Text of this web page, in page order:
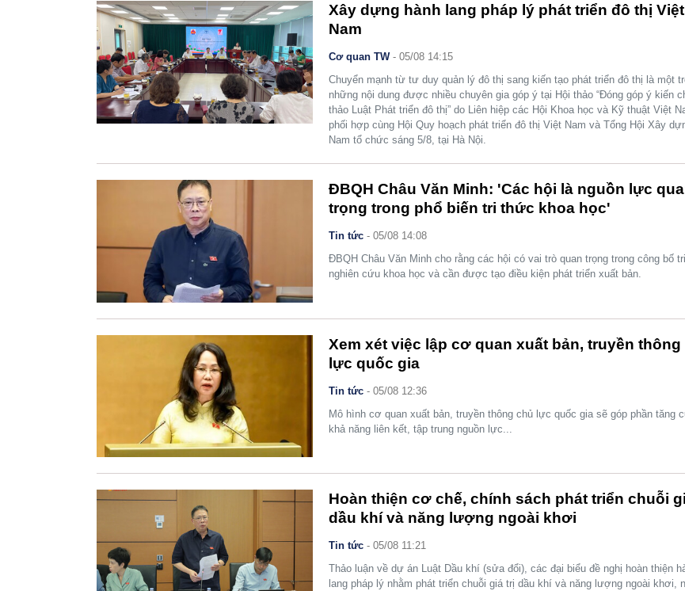
Xây dựng hành lang pháp lý phát triển đô thị Việt
Nam
Cơ quan TW- 05/08 14:15
Chuyển mạnh từ tư duy quản lý đô thị sang kiến tạo phát triển đô thị là một
những nội dung được nhiều chuyên gia góp ý tại Hội thảo “Đóng góp ý kiến
thảo Luật Phát triển đô thị” do Liên hiệp các Hội Khoa học và Kỹ thuật Việt
phối hợp cùng Hội Quy hoạch phát triển đô thị Việt Nam và Tổng Hội Xây
Nam tổ chức sáng 5/8, tại Hà Nội.
ĐBQH Châu Văn Minh: 'Các hội là nguồn lực
trọng trong phổ biến tri thức khoa học'
Tin tức - 05/08 14:08
ĐBQH Châu Văn Minh cho rằng các hội có vai trò quan trọng trong công bố
nghiên cứu khoa học và cần được tạo điều kiện phát triển xuất bản.
Xem xét việc lập cơ quan xuất bản, truyền thông
lực quốc gia
Tin tức - 05/08 12:36
Mô hình cơ quan xuất bản, truyền thông chủ lực quốc gia sẽ góp phần tăng
khả năng liên kết, tập trung nguồn lực...
Hoàn thiện cơ chế, chính sách phát triển chuỗi
dầu khí và năng lượng ngoài khơi
Tin tức - 05/08 11:21
Thảo luận về dự án Luật Dầu khí (sửa đổi), các đại biểu đề nghị hoàn thiện
lang pháp lý nhằm phát triển chuỗi giá trị dầu khí và năng lượng ngoài khơi,